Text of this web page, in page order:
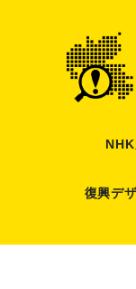
復興デ